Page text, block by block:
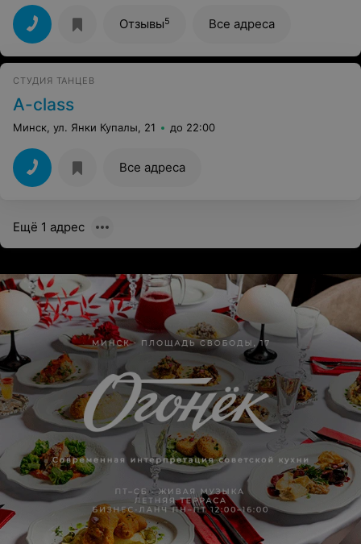
школе танцев Кредо, за такую возможность )
Отзывы5 Все адреса
СТУДИЯ ТАНЦЕВ
A-class
Минск, ул. Янки Купалы, 21 до 22:00
Все адреса
Ещё 1 адрес